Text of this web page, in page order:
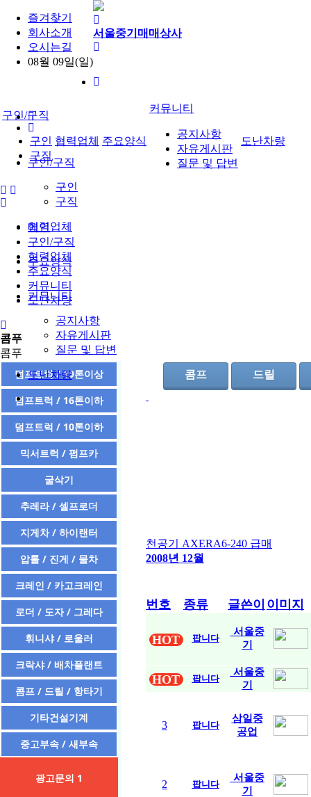
즐겨찾기
회사소개
오시는길
08월 09일(일)
서울중기매매상사
구인/구직
구인
구직
협력업체
주요양식
커뮤니티
공지사항
자유게시판
질문 및 답변
도난차량
구인/구직
구인
구직
협력업체 주요양식
커뮤니티
공지사항
자유게시판
질문 및 답변
도난차량
메인
구인/구직
협력업체
주요양식
커뮤니티
도난차량
콤푸
콤푸
콤프
드릴
천공기 AXERA6-240 급매
2008년 12월
번호 종류 글쓴이 이미지
HOT 팝니다
서울중
기
HOT 팝니다
서울중
기
3 팝니다
삼일중
공업
2 팝니다
서울중
기
덤프트럭 / 19톤이상
덤프트럭 / 16톤이하
덤프트럭 / 10톤이하
믹서트럭 / 펌프카
굴삭기
추레라 / 셀프로더
지게차 / 하이랜터
압롤 / 진게 / 물차
크레인 / 카고크레인
로더 / 도자 / 그레다
휘니샤 / 로울러
크락샤 / 배차플랜트
콤프 / 드릴 / 항타기
기타건설기계
중고부속 / 새부속
광고문의 1